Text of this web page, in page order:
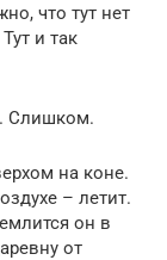
что тут нет
и так
Слишком.
на коне.
– летит.
он в
от